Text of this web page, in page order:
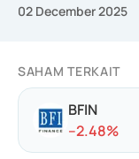
02 December 2025
SAHAM TERKAIT
BFIN
--2.48%